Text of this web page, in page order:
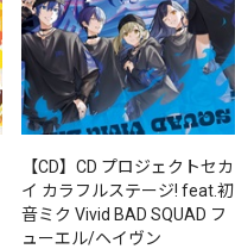
【CD】CD プロジェクトセカ
イ カラフルステージ! feat.初
音ミク Vivid BAD SQUAD フ
ューエル/ヘイヴン